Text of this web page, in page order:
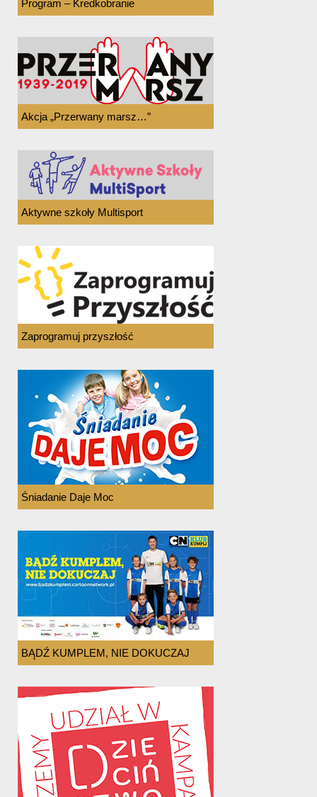
Program – Kredkobranie
Akcja „Przerwany marsz…”
Aktywne szkoły Multisport
Zaprogramuj przyszłość
Śniadanie Daje Moc
BĄDŹ KUMPLEM, NIE DOKUCZAJ